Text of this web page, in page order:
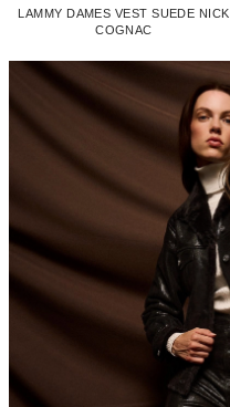
LAMMY DAMES VEST SUEDE NICK
COGNAC